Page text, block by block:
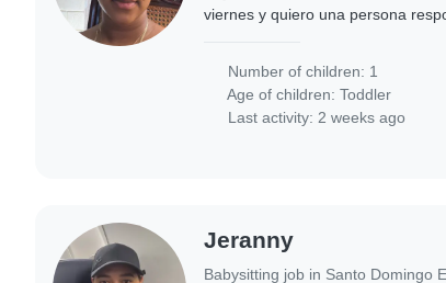
viernes y quiero una persona
Number of children: 1
Age of children:Toddler
Last activity: 2 weeks ago
Jeranny
Babysitting job in Santo Domingo